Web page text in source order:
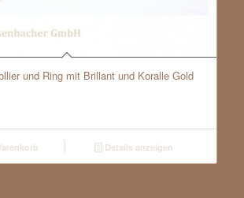
und Ring mit Brillant und Koralle Gold
Details anzeigen